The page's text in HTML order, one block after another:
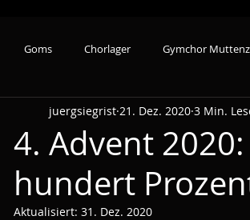
Goms Chorlager Gymchor Muttenz
4. Advent
hundert
juergsiegrist 21. Dez. 2020 3 Min.
Aktualisiert: 31. Dez. 2020